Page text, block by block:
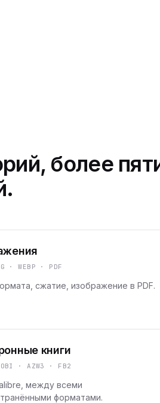
более
· WEBP · PDF
сжатие, изображение в PDF.
книги
· AZW3 · FB2
между всеми
форматами.